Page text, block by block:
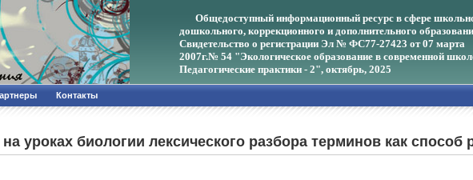
Общедоступный информационный ресурс в сфере
дошкольного, коррекционного и дополнительного
Свидетельство о регистрации Эл № ФС77-27423 от 07 марта
2007г.№ 54 "Экологическое образование в современной
Педагогические практики - 2", октябрь, 2025
Контакты
уроках биологии лексического разбора терминов как